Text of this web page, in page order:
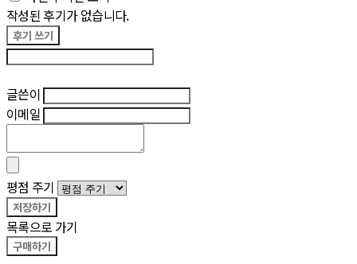
작성된 후기가 없습니다.
후기 쓰기
글쓴이
이메일
평점 주기
저장하기
목록으로 가기
구매하기